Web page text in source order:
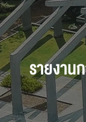
รายงาน